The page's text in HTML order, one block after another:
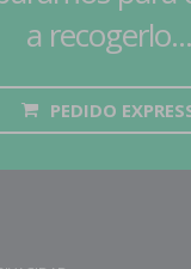
a recogerlo...
PEDIDO